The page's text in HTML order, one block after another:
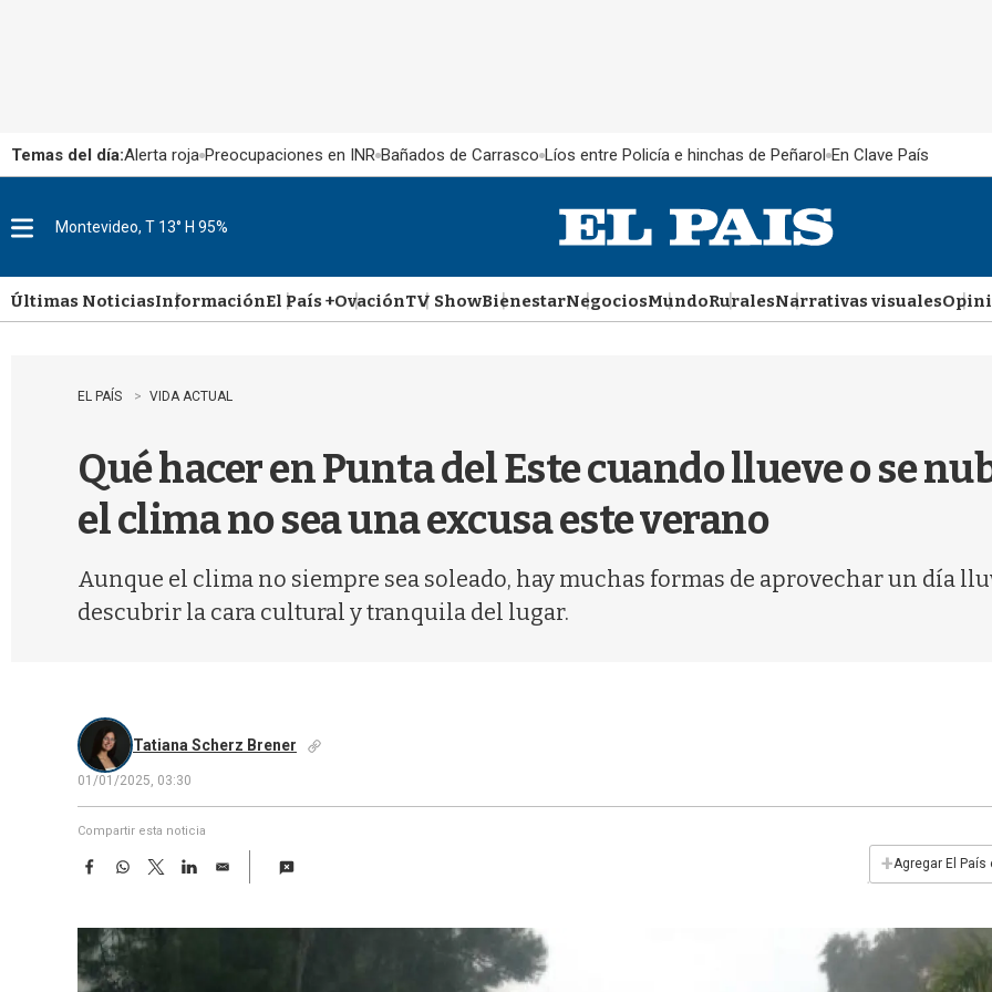
Temas del día:Alerta roja Preocupaciones en INR Bañados de Carrasco Líos entre Policía e hinchas de Peñarol En Clave País
u
Montevideo, T 13° H 95%
Últimas NoticiasInformaciónEl País +OvaciónTV ShowBienestarNegociosMundoRuralesNarrativas visuales
EL PAÍS VIDA ACTUAL
Qué hacer en Punta del Este cuando llueve o se
el clima no sea una excusa este verano
Aunque el clima no siempre sea soleado, hay muchas formas de aprovechar un día
descubrir la cara cultural y tranquila del lugar.
Tatiana Scherz Brener
01/01/2025, 03:30
Compartir esta noticia
F
e
b
o
W
t
s
A
T
w
t
L
k
E
i
+Agregar El País